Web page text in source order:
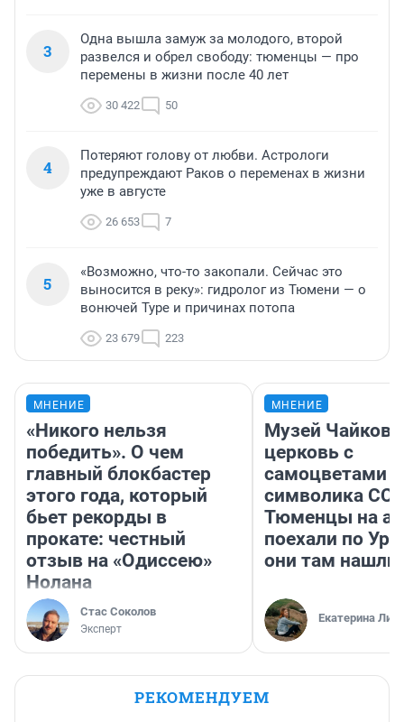
3
Одна вышла замуж за молодого, второй
развелся и обрел свободу: тюменцы — про
перемены в жизни после 40 лет
30 422 50
4
Потеряют голову от любви. Астрологи
предупреждают Раков о переменах в жизни
уже в августе
26 653 7
5
«Возможно, что-то закопали. Сейчас это
выносится в реку»: гидролог из Тюмени — о
вонючей Туре и причинах потопа
23 679 223
МНЕНИЕ
«Никого нельзя
победить». О чем
главный блокбастер
этого года, который
бьет рекорды в
прокате: честный
отзыв на «Одиссею»
Нолана
Стас Соколов
Эксперт
МНЕНИЕ
Музей
церковь с
самоцветами
символика
Тюменцы на
поехали по
они там нашли
Екатерина
РЕКОМЕНДУЕМ